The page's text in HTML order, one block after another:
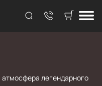
атмосфера легендарного